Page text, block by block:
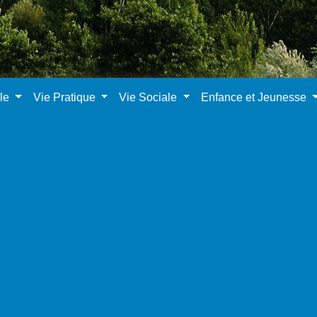
Vie Pratique Vie Sociale Enfance et Jeunesse